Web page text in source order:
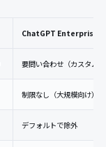
ChatGPT Enterprise
要問い合わせ（カスタム）
制限なし（大規模向け）
デフォルトで除外